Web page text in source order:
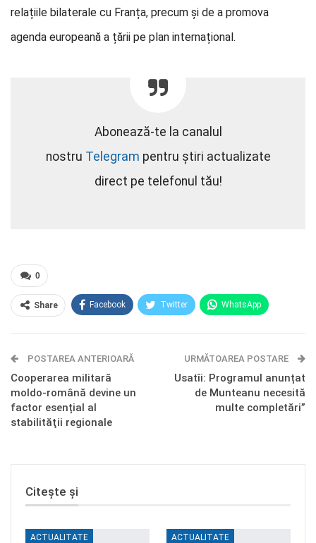
relațiile bilaterale cu Franța, precum și de a promova
agenda europeană a țării pe plan internațional.
Abonează-te la canalul
nostru Telegram pentru știri actualizate
direct pe telefonul tău!
0
Share Facebook Twitter WhatsApp
Telegram OK.ru
POSTAREA ANTERIOARĂ
Cooperarea militară
moldo-română devine un
factor esențial al
stabilităţii regionale
URMĂTOAREA POSTARE
Usatîi: Programul anunțat
de Munteanu necesită
multe completări”
Citește și
ACTUALITATE ACTUALITATE